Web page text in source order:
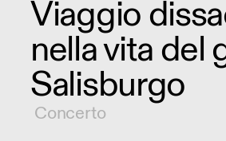
Viaggio
nella vita del
Salisburgo
Concerto